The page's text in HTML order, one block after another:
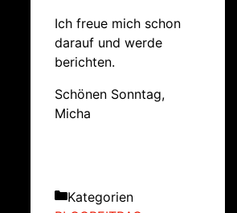
Ich freue mich schon
darauf und werde
berichten.
Schönen Sonntag,
Micha
Kategorien